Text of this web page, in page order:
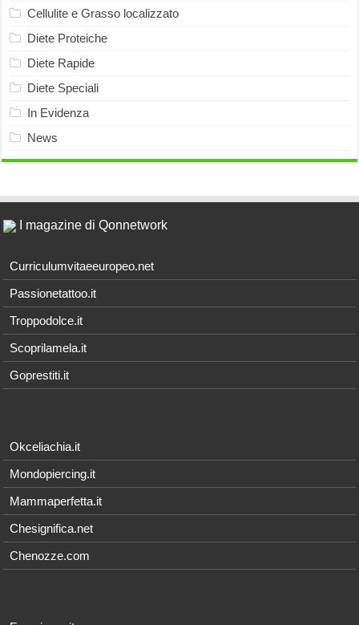
Cellulite e Grasso localizzato
Diete Proteiche
Diete Rapide
Diete Speciali
In Evidenza
News
I magazine di Qonnetwork
Curriculumvitaeeuropeo.net
Passionetattoo.it
Troppodolce.it
Scoprilamela.it
Goprestiti.it
Okceliachia.it
Mondopiercing.it
Mammaperfetta.it
Chesignifica.net
Chenozze.com